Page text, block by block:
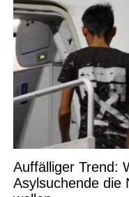
Auffälliger Trend:
Asylsuchende die